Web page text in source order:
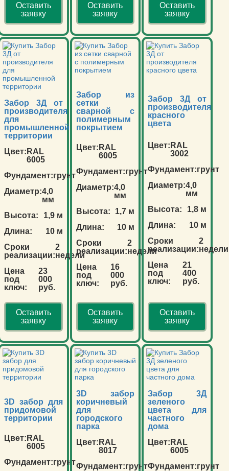
Оставить
заявку
Оставить
заявку
Оставить
заявку
Забор 3Д от
производителя
для
промышленной
территории
Цвет: RAL
6005
Фундамент:грунт
Диаметр:4,0
мм
Высота:
1,9 м
Длина:
10 м
Сроки
реализации:
2
недели
Цена
под
ключ:
23
000
руб.
Оставить
заявку
Забор из
сетки
сварной с
полимерным
покрытием
Цвет: RAL
6005
Фундамент:грунт
Диаметр:4,0
мм
Высота:
1,7 м
Длина:
10 м
Сроки
реализации:
2
недели
Цена
под
ключ:
16
000
руб.
Оставить
заявку
Забор 3Д от
производителя
красного
цвета
Цвет: RAL
3002
Фундамент:грунт
Диаметр:4,0
мм
Высота:
1,8 м
Длина:
10 м
Сроки
реализации:
2
недели
Цена
под
ключ:
21
400
руб.
Оставить
заявку
3D забор для
придомовой
территории
Цвет: RAL
6005
Фундамент:грунт
3D забор
коричневый
для
городского
парка
Цвет: RAL
8017
Фундамент:грунт
Забор 3Д
зеленого
цвета для
частного
дома
Цвет: RAL
6005
Фундамент:грунт